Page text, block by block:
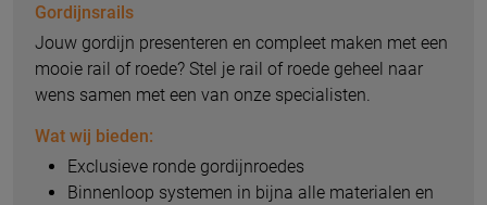
Gordijnsrails
Jouw gordijn presenteren en compleet maken met een
mooie rail of roede? Stel je rail of roede geheel naar
wens samen met een van onze specialisten.
Wat wij bieden:
Exclusieve ronde gordijnroedes
Binnenloop systemen in bijna alle materialen en